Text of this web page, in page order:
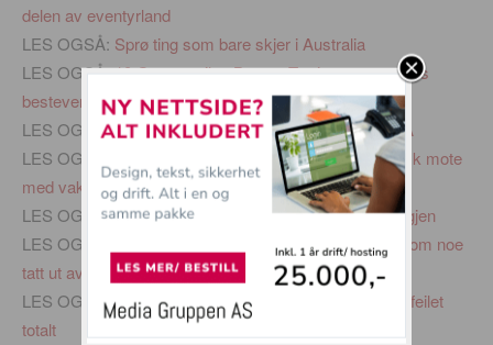
delen av eventyrland
LES OGSÅ: Sprø ting som bare skjer i Australia
LES OGSÅ:10 Grunner til at Boston Terrier er en manns
bestevenn
LES OGSÅ:15 Bilder som viser at ALT er større i USA
LES OGSÅ:
Russisk kunstner sammenligner fantastisk mote
med vakker kunst
LES OGSÅ:12 Helvetes ting alle med allergi kjenner igjen
LES OGSÅ:
Søte dyr som prøver å spise bær ser ut som noe
tatt ut av en skrekk film
LES OGSÅ:15 Folk som ville stoppe ut dyr men som feilet
totalt